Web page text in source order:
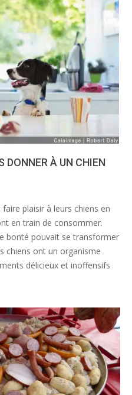
À UN CHIEN
plaisir à leurs chiens en
en train de consommer.
bonté pouvait se transformer
chiens ont un organisme
délicieux et inoffensifs